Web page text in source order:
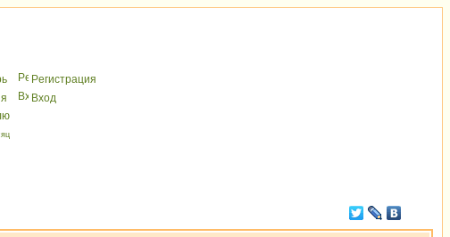
Peгиcтрaция
Вхoд